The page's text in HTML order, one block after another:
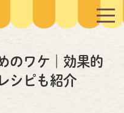
のワケ｜効果的
シピも紹介